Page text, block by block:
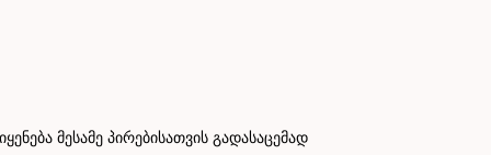
მესამე პირებისათვის გადასაცემად